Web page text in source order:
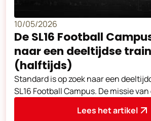
10/05/2026
De SL16 Football
naar een deeltijdse
(halftijds)
Standard is op zoek naar een
SL16 Football Campus. De missie van onze academie
Lees het artikel